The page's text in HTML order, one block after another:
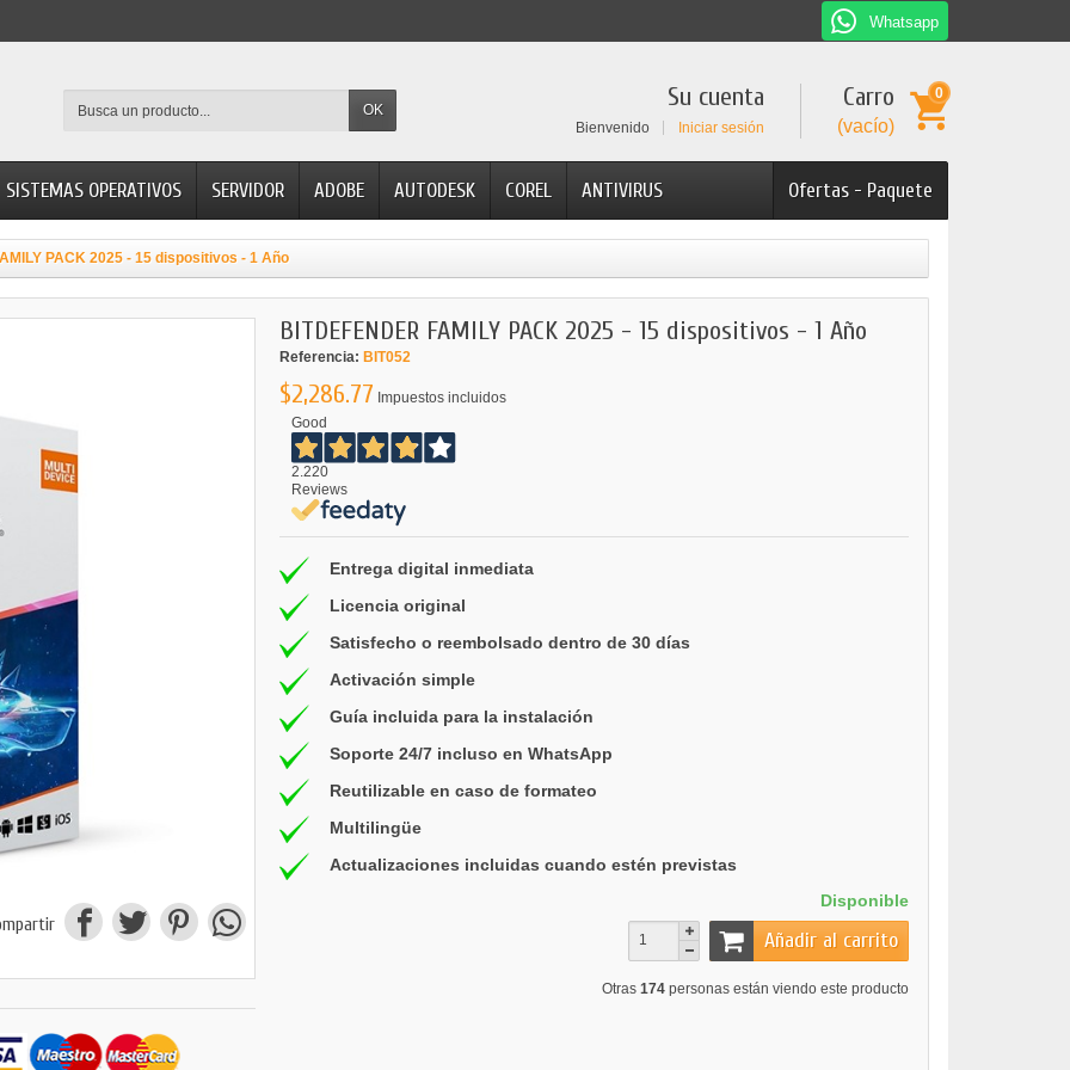
Whatsapp
OK Carro
(vacío)
0
Su cuenta
Bienvenido Iniciar sesión
Ofertas - Paquete
SISTEMAS OPERATIVOS SERVIDOR ADOBE AUTODESK COREL ANTIVIRUS
PACK 2025 - 15 dispositivos - 1 Año
BITDEFENDER FAMILY PACK 2025 - 15 dispositivos - 1 Año
Referencia: BIT052
$2,286.77 Impuestos incluidos
Good
2.220
Reviews
Entrega digital inmediata
Licencia original
Satisfecho o reembolsado dentro de 30 días
Activación simple
Guía incluida para la instalación
Soporte 24/7 incluso en WhatsApp
Reutilizable en caso de formateo
Multilingüe
Actualizaciones incluidas cuando estén previstas
Disponible
Añadir al carrito
Otras 174 personas están viendo este producto